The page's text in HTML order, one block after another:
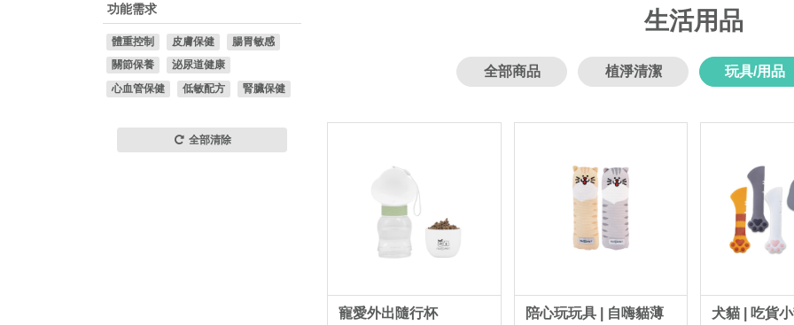
功能需求
體重控制 皮膚保健
腸胃敏感
關節保養
泌尿道健康
心血管保健
低敏配方 腎臟保健
全部清除
生活用品
全部商品 植淨清潔 玩具/用品
寵愛外出隨行杯
陪心玩玩具 | 自嗨貓薄
犬貓 | 吃貨